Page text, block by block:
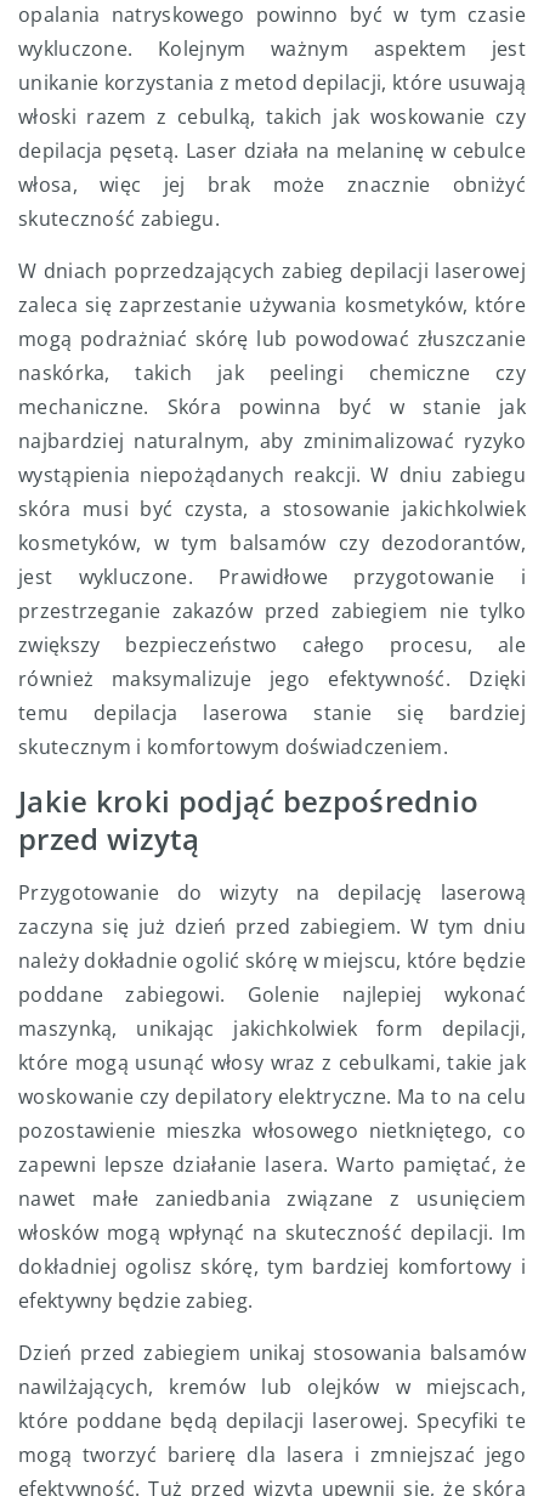
opalania natryskowego powinno być w tym czasie
wykluczone. Kolejnym ważnym aspektem jest
unikanie korzystania z metod depilacji, które usuwają
włoski razem z cebulką, takich jak woskowanie czy
depilacja pęsetą. Laser działa na melaninę w cebulce
włosa, więc jej brak może znacznie obniżyć
skuteczność zabiegu.
W dniach poprzedzających zabieg depilacji laserowej
zaleca się zaprzestanie używania kosmetyków, które
mogą podrażniać skórę lub powodować złuszczanie
naskórka, takich jak peelingi chemiczne czy
mechaniczne. Skóra powinna być w stanie jak
najbardziej naturalnym, aby zminimalizować ryzyko
wystąpienia niepożądanych reakcji. W dniu zabiegu
skóra musi być czysta, a stosowanie jakichkolwiek
kosmetyków, w tym balsamów czy dezodorantów,
jest wykluczone. Prawidłowe przygotowanie i
przestrzeganie zakazów przed zabiegiem nie tylko
zwiększy bezpieczeństwo całego procesu, ale
również maksymalizuje jego efektywność. Dzięki
temu depilacja laserowa stanie się bardziej
skutecznym i komfortowym doświadczeniem.
Jakie kroki podjąć bezpośrednio
przed wizytą
Przygotowanie do wizyty na depilację laserową
zaczyna się już dzień przed zabiegiem. W tym dniu
należy dokładnie ogolić skórę w miejscu, które będzie
poddane zabiegowi. Golenie najlepiej wykonać
maszynką, unikając jakichkolwiek form depilacji,
które mogą usunąć włosy wraz z cebulkami, takie jak
woskowanie czy depilatory elektryczne. Ma to na celu
pozostawienie mieszka włosowego nietkniętego, co
zapewni lepsze działanie lasera. Warto pamiętać, że
nawet małe zaniedbania związane z usunięciem
włosków mogą wpłynąć na skuteczność depilacji. Im
dokładniej ogolisz skórę, tym bardziej komfortowy i
efektywny będzie zabieg.
Dzień przed zabiegiem unikaj stosowania balsamów
nawilżających, kremów lub olejków w miejscach,
które poddane będą depilacji laserowej. Specyfiki te
mogą tworzyć barierę dla lasera i zmniejszać jego
efektywność. Tuż przed wizytą upewnij się, że skóra